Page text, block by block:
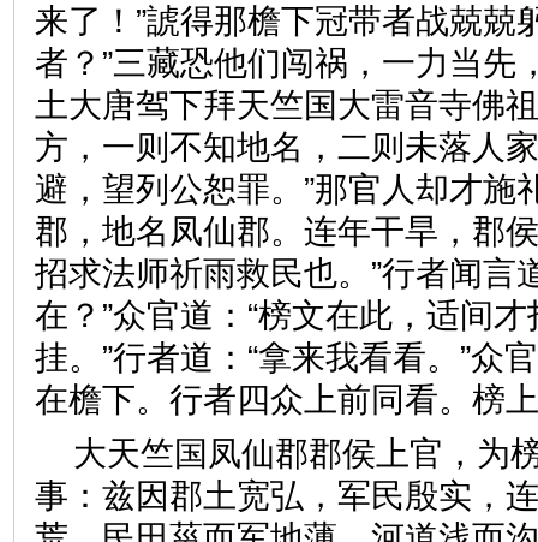
来了！”諕得那檐下冠带者战兢兢
者？”三藏恐他们闯祸，一力当先
土大唐驾下拜天竺国大雷音寺佛
方，一则不知地名，二则未落人
避，望列公恕罪。”那官人却才施
郡，地名凤仙郡。连年干旱，郡
招求法师祈雨救民也。”行者闻言
在？”众官道：“榜文在此，适间
挂。”行者道：“拿来我看看。”众
在檐下。行者四众上前同看
大天竺国凤仙郡郡侯上官，为
事：兹因郡土宽弘，军民殷实，